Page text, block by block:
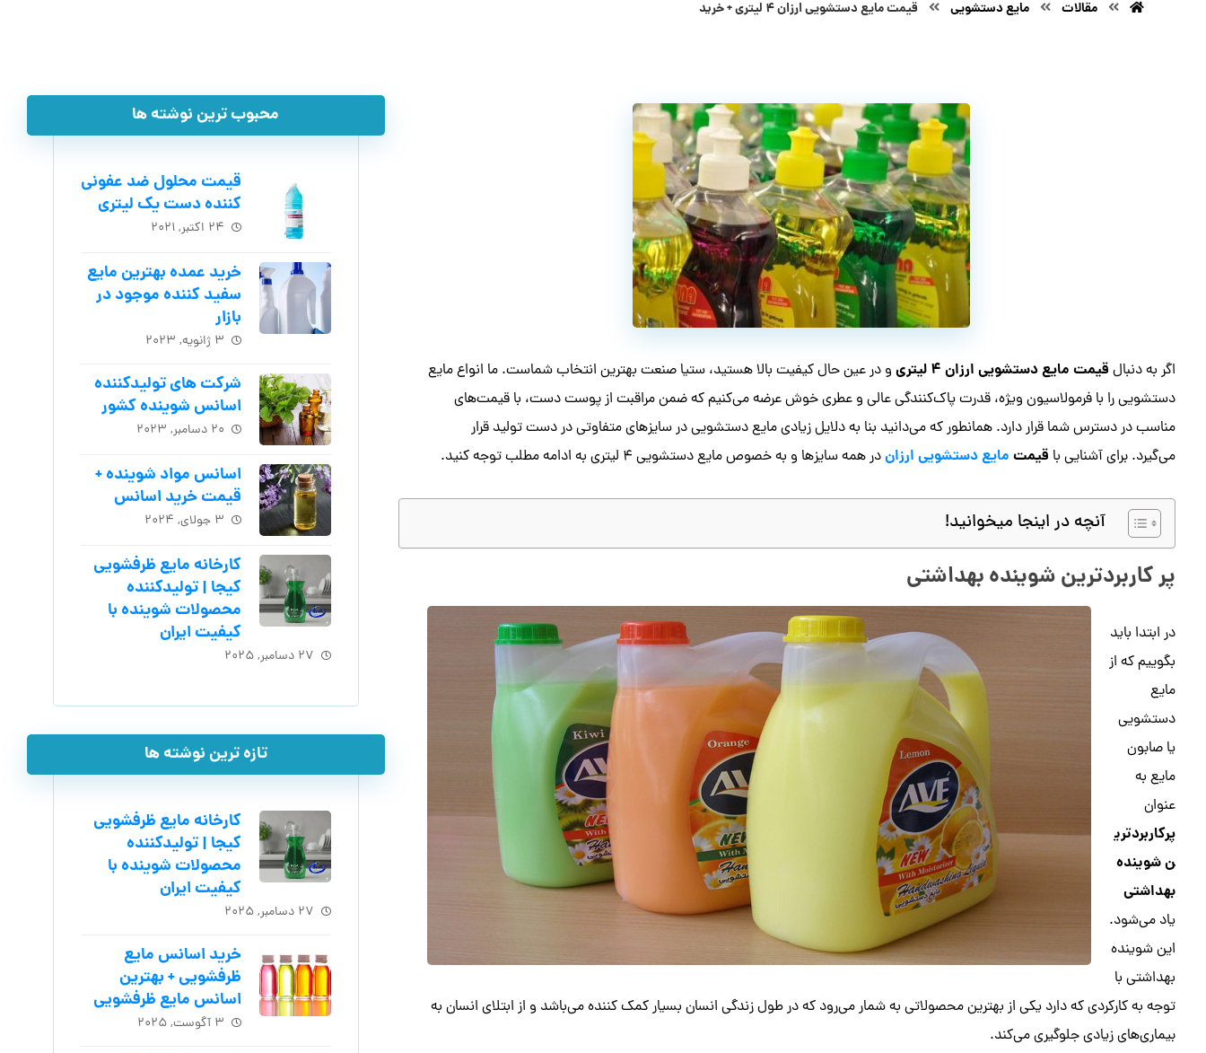
مقالات مایع دستشویی قیمت مایع دستشویی ارزان ۴ لیتری + خرید
اگر به دنبال قیمت مایع دستشویی ارزان ۴ لیتری
و در عین حال کیفیت بالا هستید، ستیا صنعت بهترین انتخاب شماست. ما انواع مایع
دستشویی را با فرمولاسیون ویژه، قدرت پاک‌کنندگی عالی و عطری خوش عرضه می‌کنیم که ضمن مراقبت از پوست دست، با قیمت‌های
مناسب در دسترس شما قرار دارد. همانطور که می‌دانید بنا به دلایل زیادی مایع دستشویی در سایزهای متفاوتی در دست تولید قرار
می‌گیرد. برای آشنایی با قیمت مایع دستشویی ارزاندر همه سایزها و به خصوص مایع دستشویی ۴ لیتری به ادامه مطلب توجه کنید‌.
آنچه در اینجا میخوانید!
پر کاربردترین شوینده بهداشتی
در ابتدا باید
بگوییم که از
مایع
دستشویی
یا صابون
مایع به
عنوان
پرکاربردتری
ن شوینده
بهداشتی
یاد می‌شود.
این شوینده
بهداشتی با
توجه به کارکردی که دارد یکی از بهترین محصولاتی به شمار می‌رود که در طول زندگی انسان بسیار کمک کننده می‌باشد و از ابتلای انسان به
بیماری‌های زیادی جلوگیری می‌کند.
محبوب ترین نوشته ها
قیمت محلول ضد عفونی
کننده دست یک لیتری
۲۴ اکتبر, ۲۰۲۱
خرید عمده بهترین مایع
سفید کننده موجود در
بازار
۳ ژانویه, ۲۰۲۳
شرکت های تولیدکننده
اسانس شوینده کشور
۲۰ دسامبر, ۲۰۲۳
اسانس مواد شوینده +
قیمت خرید اسانس
۳ جولای, ۲۰۲۴
کارخانه مایع ظرفشویی
کیجا | تولیدکننده
محصولات شوینده با
کیفیت ایران
۲۷ دسامبر, ۲۰۲۵
تازه ترین نوشته ها
کارخانه مایع ظرفشویی
کیجا | تولیدکننده
محصولات شوینده با
کیفیت ایران
۲۷ دسامبر, ۲۰۲۵
خرید اسانس مایع
ظرفشویی + بهترین
اسانس مایع ظرفشویی
۳ آگوست, ۲۰۲۵